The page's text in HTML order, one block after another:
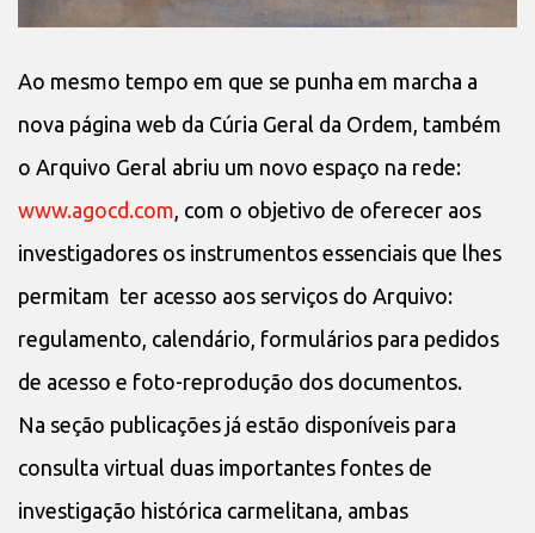
Ao mesmo tempo em que se punha em marcha a
nova página web da Cúria Geral da Ordem, também
o Arquivo Geral abriu um novo espaço na rede:
www.agocd.com, com o objetivo de oferecer aos
investigadores os instrumentos essenciais que lhes
permitam ter acesso aos serviços do Arquivo:
regulamento, calendário, formulários para pedidos
de acesso e foto-reprodução dos documentos.
Na seção publicações já estão disponíveis para
consulta virtual duas importantes fontes de
investigação histórica carmelitana, ambas